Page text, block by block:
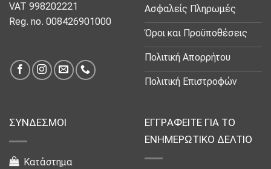
VAT 998202221
Reg. no. 008426901000
Ασφαλείς Πληρωμές
Όροι και Προϋποθέσεις
Πολιτική Απορρήτου
Πολιτική Επιστροφών
ΣΥΝΔΕΣΜΟΙ
Κατάστημα
ΕΓΓΡΑΦΕΙΤΕ ΓΙΑ ΤΟ
ΕΝΗΜΕΡΩΤΙΚΟ ΔΕΛΤΙΟ